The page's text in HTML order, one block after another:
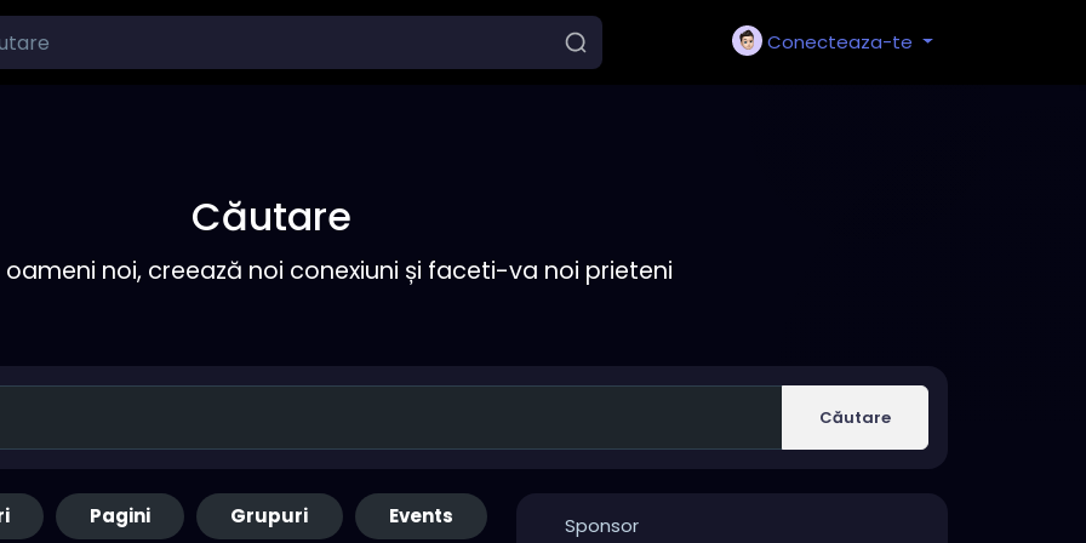
Conecteaza-te
Căutare
noi, creează noi conexiuni și faceti-va noi prieteni
Căutare
Pagini Grupuri Events Sponsor